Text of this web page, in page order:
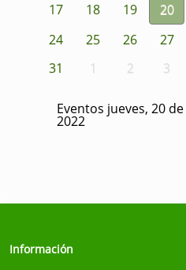
17
18 19 20
24
25 26 27
31
1 2 3
Eventos jueves, 20
2022
Información